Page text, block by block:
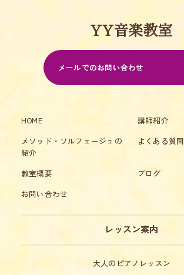
YY音楽教室
メールでのお問い合わせ
HOME
講師紹介
メソッド・ソルフェージュの
紹介
よくある質問
教室概要
ブログ
お問い合わせ
レッスン案内
大人のピアノレッスン